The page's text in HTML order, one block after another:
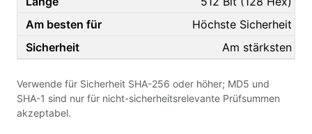
Höchste Sicherheit
Am stärksten
Verwende für Sicherheit SHA-256 oder höher; MD5 und
SHA-1 sind nur für nicht-sicherheitsrelevante Prüfsummen
akzeptabel.